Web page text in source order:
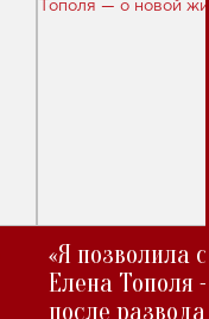
«Я позволила
Елена Тополя
после развода